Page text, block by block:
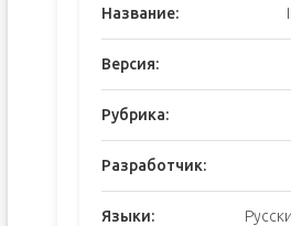
Название:
Версия:
Рубрика:
Разработчик:
Языки: